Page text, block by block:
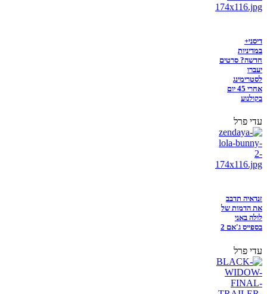
דיסני+
במדיניות
חדשה? סרטים
יעברו
לסטרימינג
אחרי 45 יום
בקולנוע
עדי פרל
זנדאיה תדבב
את הדמות של
לולה באני
בספייס ג'אם 2
עדי פרל